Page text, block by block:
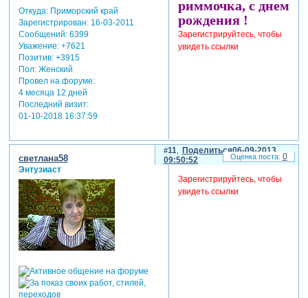
Откуда:Приморский край
Зарегистрирован: 16-03-2011
Сообщений:6399
Уважение: +7621
Позитив: +3915
Пол:Женский
Провел на форуме:
4 месяца 12 дней
Последний визит:
01-10-2018 16:37:59
риммочка, с днем
рождения !
Зарегистрируйтесь, чтобы
увидеть ссылки
Поделиться
11
06-09-2013
09:50:52
светлана58
Энтузиаст
Зарегистрируйтесь, чтобы
увидеть ссылки
0